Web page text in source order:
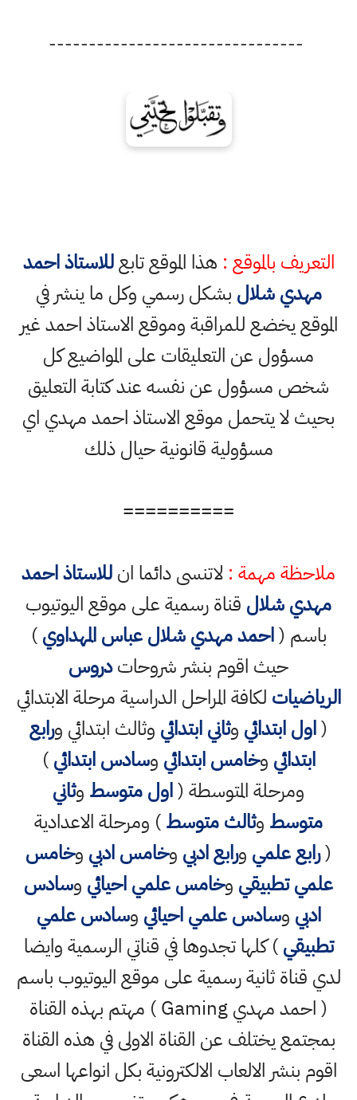
--------------------------------
التعريف بالموقع : هذا الموقع تابعللاستاذ احمد
مهدي شلال بشكل رسمي وكل ما ينشر في
الموقع يخضع للمراقبة وموقع الاستاذ احمد غير
مسؤول عن التعليقات على المواضيع كل
شخص مسؤول عن نفسه عند كتابة التعليق
بحيث لا يتحمل موقع الاستاذ احمد مهدي اي
مسؤولية قانونية حيال ذلك
==========
ملاحظة مهمة : لاتنسى دائما انللاستاذ احمد
مهدي شلال قناة رسمية على موقع اليوتيوب
باسم (احمد مهدي شلال عباس المهداوي)
حيث اقوم بنشر شروحاتدروس
الرياضيات لكافة المراحل الدراسية مرحلة الابتدائي
(اول ابتدائي وثاني ابتدائي وثالث ابتدائي ورابع
ابتدائي وخامس ابتدائي وسادس ابتدائي)
ومرحلة المتوسطة (اول متوسط وثاني
متوسط وثالث متوسط) ومرحلة الاعدادية
(رابع علمي ورابع ادبي وخامس ادبي وخامس
علمي تطبيقي وخامس علمي احيائي وسادس
ادبي وسادس علمي احيائي وسادس علمي
تطبيقي) كلها تجدوها في قناتي الرسمية وايضا
لدي قناة ثانية رسمية على موقع اليوتيوب باسم
( احمد مهدي Gaming ) مهتم بهذه القناة
بمجتمع يختلف عن القناة الاولى في هذه القناة
اقوم بنشر الالعاب الالكترونية بكل انواعها اسعى